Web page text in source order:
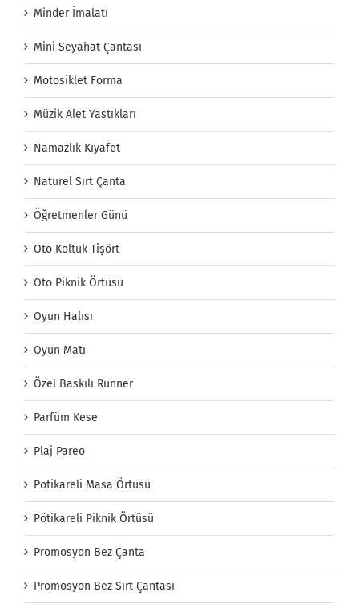
Minder İmalatı
Mini Seyahat Çantası
Motosiklet Forma
Müzik Alet Yastıkları
Namazlık Kıyafet
Naturel Sırt Çanta
Öğretmenler Günü
Oto Koltuk Tişört
Oto Piknik Örtüsü
Oyun Halısı
Oyun Matı
Özel Baskılı Runner
Parfüm Kese
Plaj Pareo
Pötikareli Masa Örtüsü
Pötikareli Piknik Örtüsü
Promosyon Bez Çanta
Promosyon Bez Sırt Çantası